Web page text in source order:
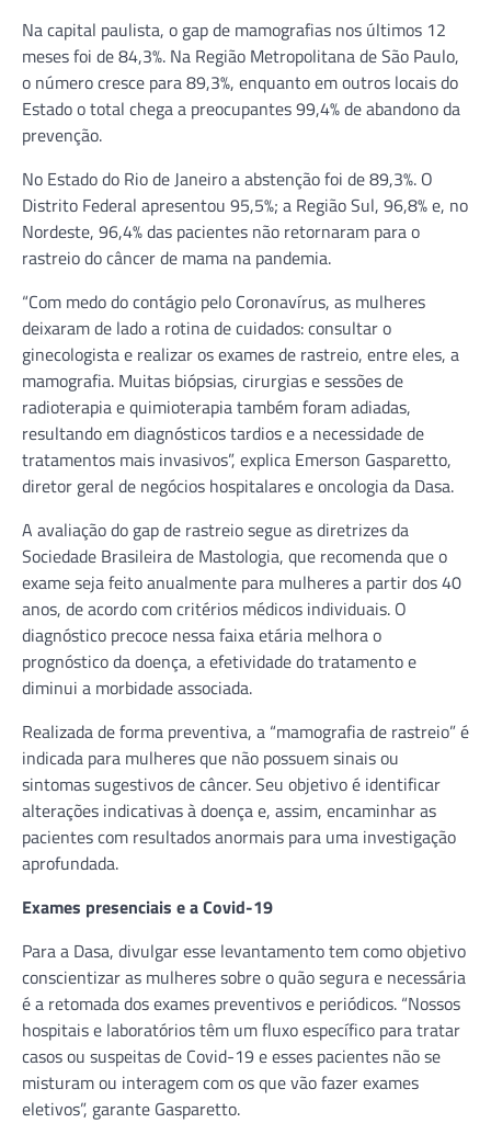
Na capital paulista, o gap de mamografias nos últimos 12
meses foi de 84,3%. Na Região Metropolitana de São Paulo,
o número cresce para 89,3%, enquanto em outros locais do
Estado o total chega a preocupantes 99,4% de abandono da
prevenção.
No Estado do Rio de Janeiro a abstenção foi de 89,3%. O
Distrito Federal apresentou 95,5%; a Região Sul, 96,8% e, no
Nordeste, 96,4% das pacientes não retornaram para o
rastreio do câncer de mama na pandemia.
“Com medo do contágio pelo Coronavírus, as mulheres
deixaram de lado a rotina de cuidados: consultar o
ginecologista e realizar os exames de rastreio, entre eles, a
mamografia. Muitas biópsias, cirurgias e sessões de
radioterapia e quimioterapia também foram adiadas,
resultando em diagnósticos tardios e a necessidade de
tratamentos mais invasivos”, explica Emerson Gasparetto,
diretor geral de negócios hospitalares e oncologia da Dasa.
A avaliação do gap de rastreio segue as diretrizes da
Sociedade Brasileira de Mastologia, que recomenda que o
exame seja feito anualmente para mulheres a partir dos 40
anos, de acordo com critérios médicos individuais. O
diagnóstico precoce nessa faixa etária melhora o
prognóstico da doença, a efetividade do tratamento e
diminui a morbidade associada.
Realizada de forma preventiva, a “mamografia de rastreio” é
indicada para mulheres que não possuem sinais ou
sintomas sugestivos de câncer. Seu objetivo é identificar
alterações indicativas à doença e, assim, encaminhar as
pacientes com resultados anormais para uma investigação
aprofundada.
Exames presenciais e a Covid-19
Para a Dasa, divulgar esse levantamento tem como objetivo
conscientizar as mulheres sobre o quão segura e necessária
é a retomada dos exames preventivos e periódicos. “Nossos
hospitais e laboratórios têm um fluxo específico para tratar
casos ou suspeitas de Covid-19 e esses pacientes não se
misturam ou interagem com os que vão fazer exames
eletivos”, garante Gasparetto.